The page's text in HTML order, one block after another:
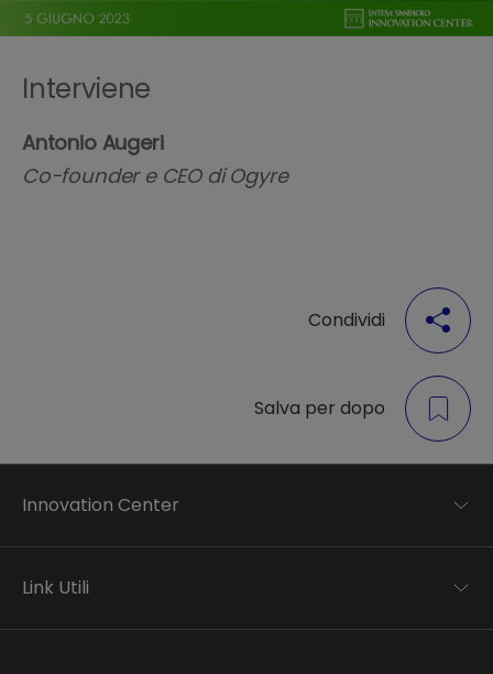
Interviene
Antonio Augeri
Co-founder e CEO di Ogyre
Condividi
Salva per dopo
Innovation Center
Applied research
Business transformation
Link Utili